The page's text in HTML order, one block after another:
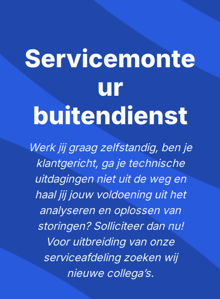
Servicemonte
ur
buitendienst
Werk jij graag zelfstandig, ben je
klantgericht, ga je technische
uitdagingen niet uit de weg en
haal jij jouw voldoening uit het
analyseren en oplossen van
storingen? Solliciteer dan nu!
Voor uitbreiding van onze
serviceafdeling zoeken wij
nieuwe collega’s.